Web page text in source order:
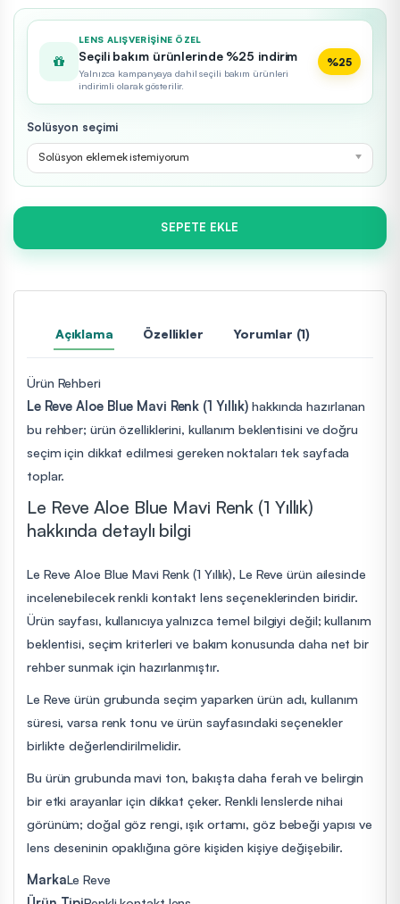
LENS ALIŞVERIŞINE ÖZEL
Seçili bakım ürünlerinde %25 indirim
Yalnızca kampanyaya dahil seçili bakım ürünleri
indirimli olarak gösterilir.
%25
Solüsyon seçimi
Solüsyon eklemek istemiyorum
SEPETE EKLE
Açıklama Özellikler Yorumlar (1)
Ürün Rehberi
Le Reve Aloe Blue Mavi Renk (1 Yıllık) hakkında hazırlanan
bu rehber; ürün özelliklerini, kullanım beklentisini ve doğru
seçim için dikkat edilmesi gereken noktaları tek sayfada
toplar.
Le Reve Aloe Blue Mavi Renk (1 Yıllık)
hakkında detaylı bilgi
Le Reve Aloe Blue Mavi Renk (1 Yıllık), Le Reve ürün ailesinde
incelenebilecek renkli kontakt lens seçeneklerinden biridir.
Ürün sayfası, kullanıcıya yalnızca temel bilgiyi değil; kullanım
beklentisi, seçim kriterleri ve bakım konusunda daha net bir
rehber sunmak için hazırlanmıştır.
Le Reve ürün grubunda seçim yaparken ürün adı, kullanım
süresi, varsa renk tonu ve ürün sayfasındaki seçenekler
birlikte değerlendirilmelidir.
Bu ürün grubunda mavi ton, bakışta daha ferah ve belirgin
bir etki arayanlar için dikkat çeker. Renkli lenslerde nihai
görünüm; doğal göz rengi, ışık ortamı, göz bebeği yapısı ve
lens deseninin opaklığına göre kişiden kişiye değişebilir.
MarkaLe Reve